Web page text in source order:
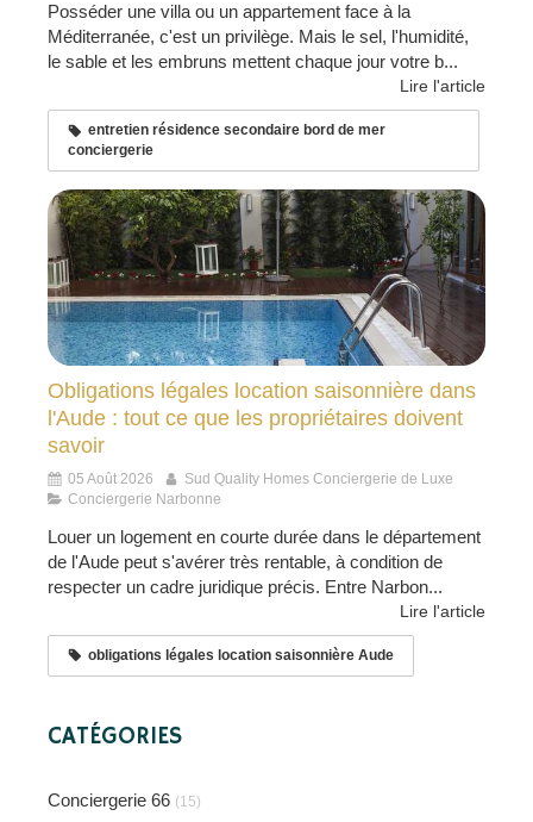
Posséder une villa ou un appartement face à la
Méditerranée, c'est un privilège. Mais le sel, l'humidité,
le sable et les embruns mettent chaque jour votre b...
Lire l'article
entretien résidence secondaire bord de mer
conciergerie
Obligations légales location saisonnière dans
l'Aude : tout ce que les propriétaires doivent
savoir
05 Août 2026
Sud Quality Homes Conciergerie de Luxe
Conciergerie Narbonne
Louer un logement en courte durée dans le département
de l'Aude peut s'avérer très rentable, à condition de
respecter un cadre juridique précis. Entre Narbon...
Lire l'article
obligations légales location saisonnière Aude
CATÉGORIES
Conciergerie 66 (15)